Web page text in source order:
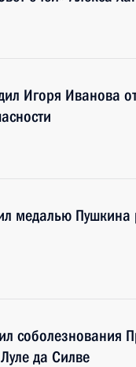
Игоря Иванова
медалью Пушкина
соболезнования
да Силве